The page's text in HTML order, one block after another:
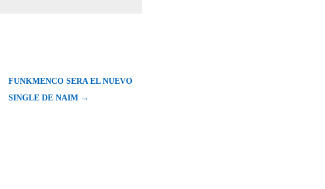
FUNKMENCO SERA EL NUEVO
SINGLE DE NAIM →